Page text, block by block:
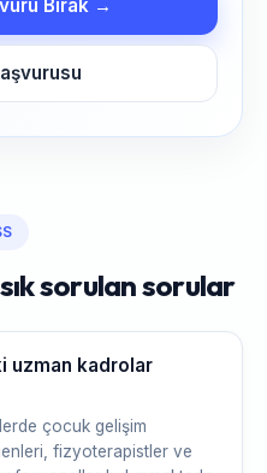
Bırak →
sorulan sorular
uzman kadrolar
çocuk gelişim
fizyoterapistler ve